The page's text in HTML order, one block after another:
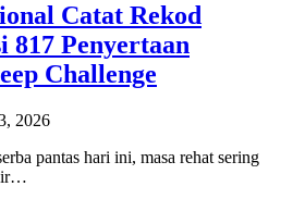
Catat Rekod
817 Penyertaan
Challenge
2026
pantas hari ini, masa rehat sering